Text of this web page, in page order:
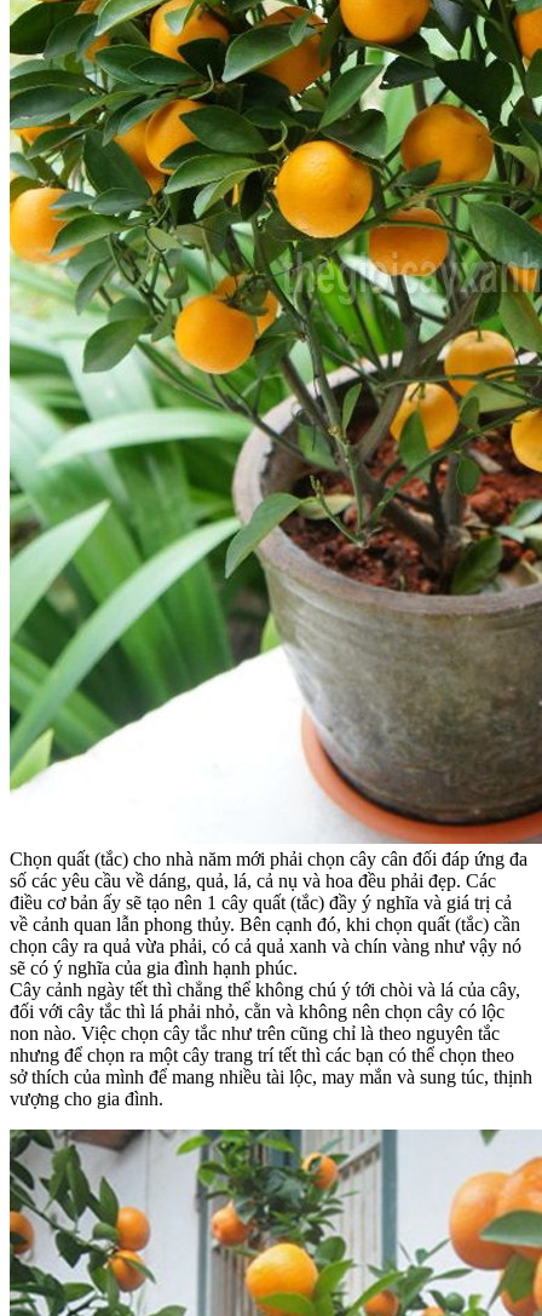
Chọn quất (tắc) cho nhà năm mới phải chọn cây cân đối đáp ứng đa
số các yêu cầu về dáng, quả, lá, cả nụ và hoa đều phải đẹp. Các
điều cơ bản ấy sẽ tạo nên 1 cây quất (tắc) đầy ý nghĩa và giá trị cả
về cảnh quan lẫn phong thủy. Bên cạnh đó, khi chọn quất (tắc) cần
chọn cây ra quả vừa phải, có cả quả xanh và chín vàng như vậy nó
sẽ có ý nghĩa của gia đình hạnh phúc.
Cây cảnh ngày tết thì chẳng thể không chú ý tới chòi và lá của cây,
đối với cây tắc thì lá phải nhỏ, cằn và không nên chọn cây có lộc
non nào. Việc chọn cây tắc như trên cũng chỉ là theo nguyên tắc
nhưng để chọn ra một cây trang trí tết thì các bạn có thể chọn theo
sở thích của mình để mang nhiều tài lộc, may mắn và sung túc, thịnh
vượng cho gia đình.